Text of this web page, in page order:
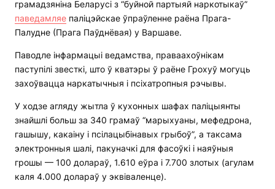
грамадзяніна Беларусі з “буйной партыяй наркотыкаў”
паведамляе паліцэйскае ўпраўленне раёна Прага-
Палудне (Прага Паўднёвая) у Варшаве.
Паводле інфармацыі ведамства, праваахоўнікам
паступілі звесткі, што ў кватэры ў раёне Грохуў могуць
захоўвацца наркатычныя і псіхатропныя рэчывы.
У ходзе агляду жытла ў кухонных шафах паліцыянты
знайшлі больш за 340 грамаў “марыхуаны, мефедрона,
гашышу, какаіну і псілацыбінавых грыбоў”, а таксама
электронныя шалі, пакуначкі для фасоўкі і наяўныя
грошы — 100 долараў, 1.610 еўра і 7.700 злотых (агулам
каля 4.000 долараў у эквіваленце).